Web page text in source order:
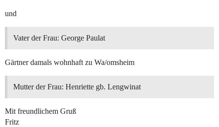
und
Vater der Frau: George Paulat
Gärtner damals wohnhaft zu Wa/omsheim
Mutter der Frau: Henriette gb. Lengwinat
Mit freundlichem Gruß
Fritz